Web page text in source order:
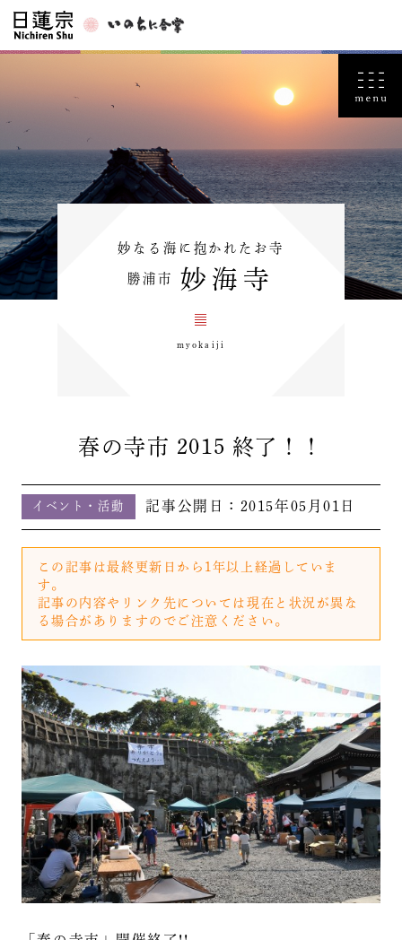
妙なる海に抱かれたお寺
勝浦市 妙海寺
myokaiji
春の寺市 2015 終了！！
イベント・活動 記事公開日： 2015年05月01日
この記事は最終更新日から1年以上経過していま
す。
記事の内容やリンク先については現在と状況が異な
る場合がありますのでご注意ください。